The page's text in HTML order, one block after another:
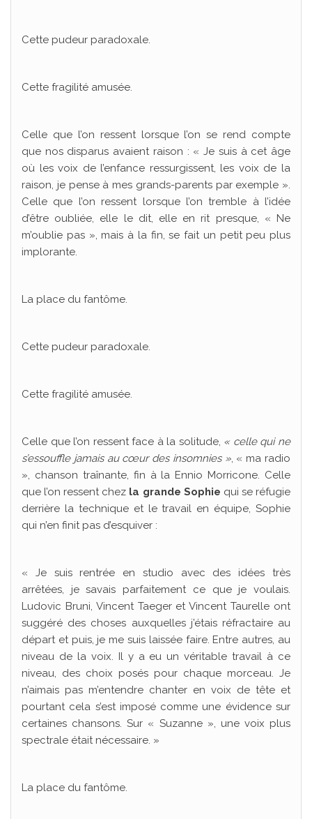
Cette pudeur paradoxale.
Cette fragilité amusée.
Celle que l’on ressent lorsque l’on se rend compte
que nos disparus avaient raison : « Je suis à cet âge
où les voix de l’enfance ressurgissent, les voix de la
raison, je pense à mes grands-parents par exemple ».
Celle que l’on ressent lorsque l’on tremble à l’idée
d’être oubliée, elle le dit, elle en rit presque, « Ne
m’oublie pas », mais à la fin, se fait un petit peu plus
implorante.
La place du fantôme.
Cette pudeur paradoxale.
Cette fragilité amusée.
Celle que l’on ressent face à la solitude, « celle qui ne
s’essouffle jamais au cœur des insomnies », « ma radio
», chanson traînante, fin à la Ennio Morricone. Celle
que l’on ressent chez la grande Sophie qui se réfugie
derrière la technique et le travail en équipe, Sophie
qui n’en finit pas d’esquiver :
« Je suis rentrée en studio avec des idées très
arrêtées, je savais parfaitement ce que je voulais.
Ludovic Bruni, Vincent Taeger et Vincent Taurelle ont
suggéré des choses auxquelles j’étais réfractaire au
départ et puis, je me suis laissée faire. Entre autres, au
niveau de la voix. Il y a eu un véritable travail à ce
niveau, des choix posés pour chaque morceau. Je
n’aimais pas m’entendre chanter en voix de tête et
pourtant cela s’est imposé comme une évidence sur
certaines chansons. Sur « Suzanne », une voix plus
spectrale était nécessaire. »
La place du fantôme.